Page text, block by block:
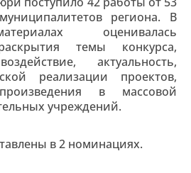
региона. В
оценивалась
темы конкурса,
актуальность,
реализации проектов,
в массовой
учреждений.
в 2 номинациях.